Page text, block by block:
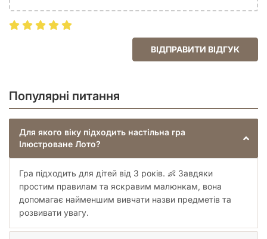
ВІДПРАВИТИ ВІДГУК
Популярні питання
Для якого віку підходить настільна гра
Ілюстроване Лото?
Гра підходить для дітей від 3 років. 👶 Завдяки
простим правилам та яскравим малюнкам, вона
допомагає найменшим вивчати назви предметів та
розвивати увагу.